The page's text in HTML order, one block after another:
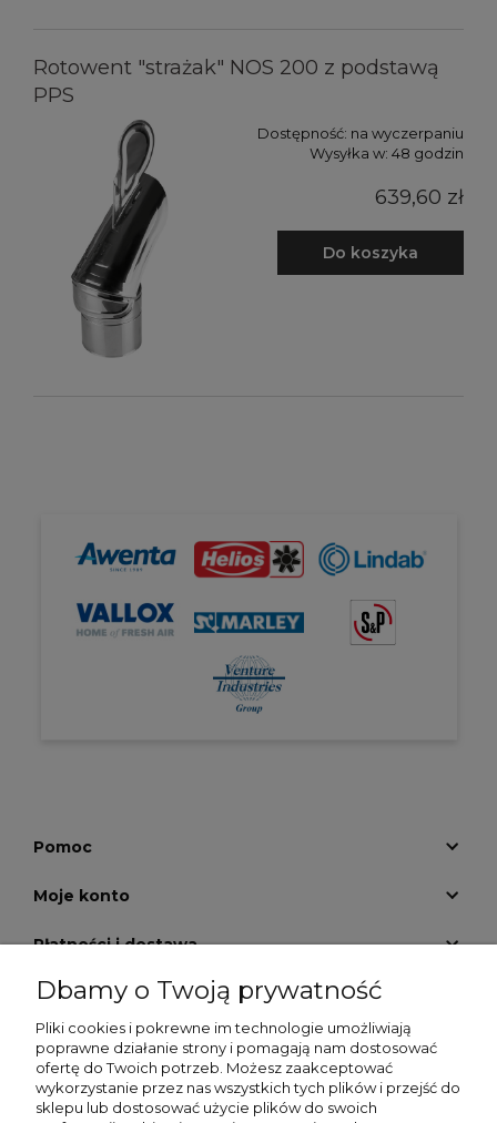
Rotowent "strażak" NOS 200 z podstawą
PPS
Dostępność: na wyczerpaniu
Wysyłka w: 48 godzin
639,60 zł
Do koszyka
Pomoc
Moje konto
Płatności i dostawa
Informacje
O nas
GALERIA KRATEK
Dbamy o Twoją prywatność
Pliki cookies i pokrewne im technologie umożliwiają
poprawne działanie strony i pomagają nam dostosować
ofertę do Twoich potrzeb. Możesz zaakceptować
wykorzystanie przez nas wszystkich tych plików i przejść do
sklepu lub dostosować użycie plików do swoich